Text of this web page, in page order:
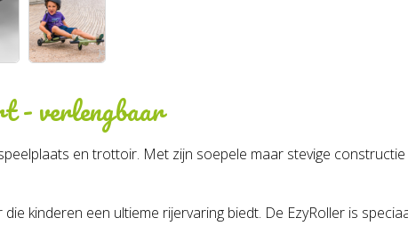
- verlengbaar
en trottoir. Met zijn soepele maar stevige
kinderen een ultieme rijervaring biedt. De EzyRoller is